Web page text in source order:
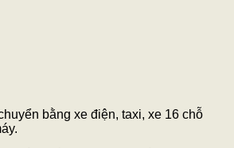
bằng xe điện, taxi, xe 16 chỗ